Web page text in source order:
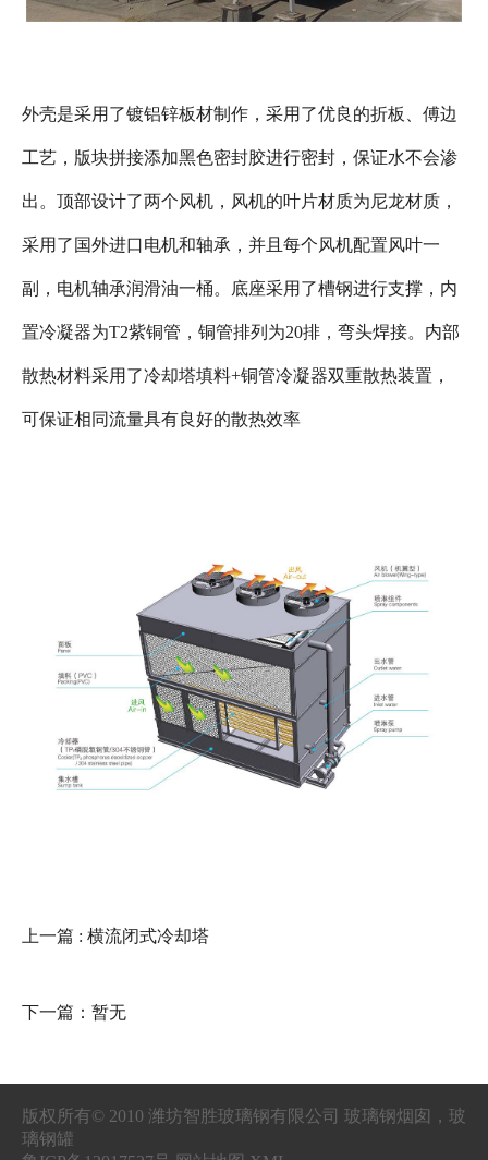
外壳是采用了镀铝锌板材制作，采用了优良的折板、傅边
工艺，版块拼接添加黑色密封胶进行密封，保证水不会渗
出。顶部设计了两个风机，风机的叶片材质为尼龙材质，
采用了国外进口电机和轴承，并且每个风机配置风叶一
副，电机轴承润滑油一桶。底座采用了槽钢进行支撑，内
置冷凝器为T2紫铜管，铜管排列为20排，弯头焊接。内部
散热材料采用了冷却塔填料+铜管冷凝器双重散热装置，
可保证相同流量具有良好的散热效率
上一篇 : 横流闭式冷却塔
下一篇：暂无
版权所有© 2010 潍坊智胜玻璃钢有限公司 玻璃钢烟囱，玻
璃钢罐